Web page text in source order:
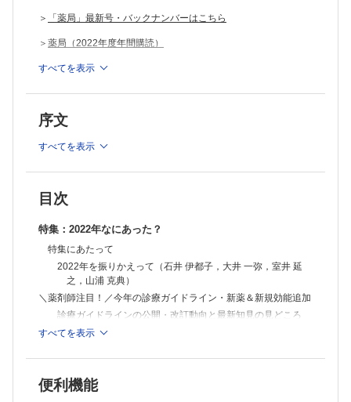
＞ 「薬局」最新号・バックナンバーはこちら
＞ 薬局（2022年度年間購読）
※本製品はPCでの閲覧も可能です。
境で閲覧可能なPDF版をご覧いただけます。詳細はこちらでご確
推奨ブラウザ： Firefox 最新版 / Google Chrome 最新版 / Safari
最新版
すべてを表示
序文
すべてを表示
目次
特集：2022年なにあった？
特集にあたって
2022年を振りかえって（石井 伊都子，大井 一弥，室井 延
之，山浦 克典）
＼薬剤師注目！／今年の診療ガイドライン・新薬＆新規効能追加
診療ガイドラインの公開・改訂動向と最新知見の見どころ
（青島 周一）
隆 ほか）
統合失調症薬物治療ガイドライン，改訂！（稲田 健）
すべてを表示
便利機能